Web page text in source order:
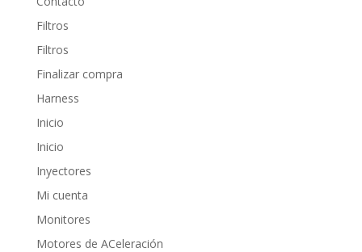
Filtros
Filtros
Finalizar compra
Harness
Inicio
Inicio
Inyectores
Mi cuenta
Monitores
Motores de ACeleración